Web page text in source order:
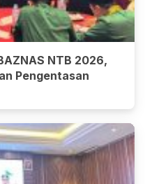
NTB 2026,
Pengentasan